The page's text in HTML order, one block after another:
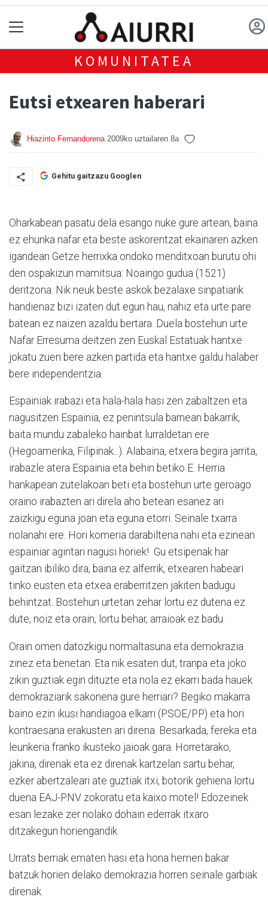
KOMUNITATEA
Eutsi etxearen haberari
Hiazinto Fernandorena 2009ko uztailaren 8a
Gehitu gaitzazu Googlen
Oharkabean pasatu dela esango nuke gure artean, baina
ez ehunka nafar eta beste askorentzat ekainaren azken
igandean Getze herrixka ondoko menditxoan burutu ohi
den ospakizun mamitsua: Noaingo gudua (1521)
deritzona. Nik neuk beste askok bezalaxe sinpatiarik
handienaz bizi izaten dut egun hau, nahiz eta urte pare
batean ez naizen azaldu bertara. Duela bostehun urte
Nafar Erresuma deitzen zen Euskal Estatuak hantxe
jokatu zuen bere azken partida eta hantxe galdu halaber
bere independentzia.
Espainiak irabazi eta hala-hala hasi zen zabaltzen eta
nagusitzen Espainia, ez penintsula barnean bakarrik,
baita mundu zabaleko hainbat lurraldetan ere
(Hegoamerika, Filipinak...). Alabaina, etxera begira jarrita,
irabazle atera Espainia eta behin betiko E. Herria
hankapean zutelakoan beti eta bostehun urte geroago
oraino irabazten ari direla aho betean esanez ari
zaizkigu eguna joan eta eguna etorri. Seinale txarra
nolanahi ere. Hori komeria darabiltena nahi eta ezinean
espainiar agintari nagusi horiek! Gu etsipenak har
gaitzan ibiliko dira, baina ez alferrik, etxearen habeari
tinko eusten eta etxea eraberritzen jakiten badugu
behintzat. Bostehun urtetan zehar lortu ez dutena ez
dute, noiz eta orain, lortu behar, arraioak ez badu.
Orain omen datozkigu normaltasuna eta demokrazia
zinez eta benetan. Eta nik esaten dut, tranpa eta joko
zikin guztiak egin dituzte eta nola ez ekarri bada hauek
demokraziarik sakonena gure herriari? Begiko makarra
baino ezin ikusi handiagoa elkarri (PSOE/PP) eta hori
kontraesana erakusten ari direna. Besarkada, fereka eta
leunkeria franko ikusteko jaioak gara. Horretarako,
jakina, direnak eta ez direnak kartzelan sartu behar,
ezker abertzaleari ate guztiak itxi, botorik gehiena lortu
duena EAJ-PNV zokoratu eta kaixo motel! Edozeinek
esan lezake zer nolako dohain ederrak itxaro
ditzakegun horiengandik.
Urrats berriak ematen hasi eta hona hemen bakar
batzuk horien delako demokrazia horren seinale garbiak
direnak.